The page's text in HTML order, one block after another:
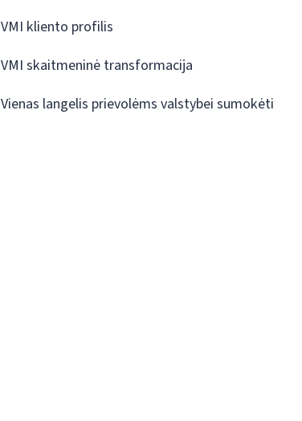
VMI kliento profilis
VMI skaitmeninė transformacija
Vienas langelis prievolėms valstybei sumokėti